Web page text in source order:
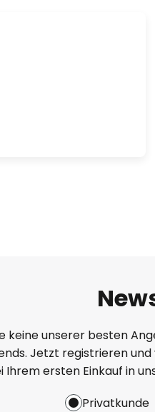
keine unserer besten
Jetzt registrieren und
Ihrem ersten Einkauf in
Privatkunde